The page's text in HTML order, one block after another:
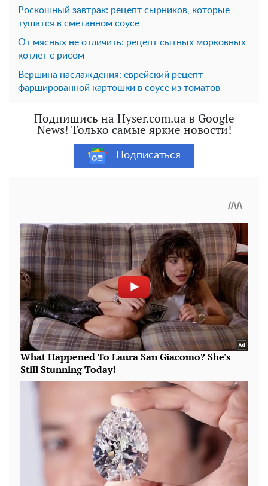
Роскошный завтрак: рецепт сырников, которые
тушатся в сметанном соусе
От мясных не отличить: рецепт сытных морковных
котлет с рисом
Вершина наслаждения: еврейский рецепт
фаршированной картошки в соусе из томатов
Подпишись на Hyser.com.ua в Google
News! Только самые яркие новости!
Подписаться